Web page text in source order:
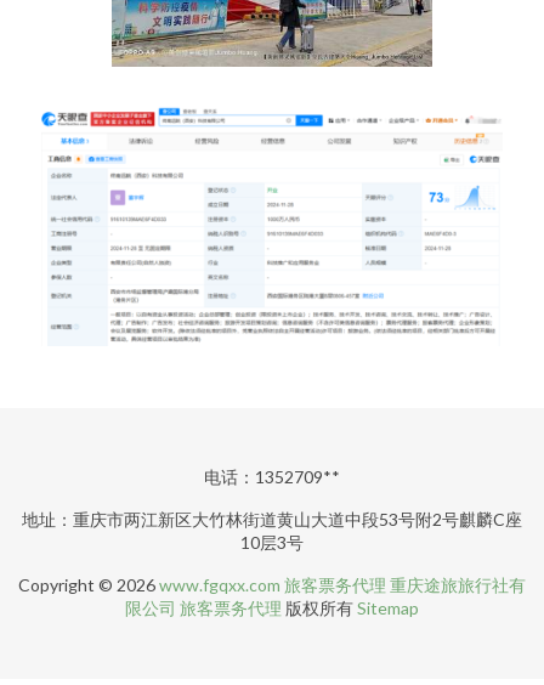
电话：1352709**
地址：重庆市两江新区大竹林街道黄山大道中段53号附2号麒麟C座
10层3号
Copyright © 2026www.fgqxx.com 旅客票务代理 重庆途旅旅行社有
限公司 旅客票务代理 版权所有Sitemap